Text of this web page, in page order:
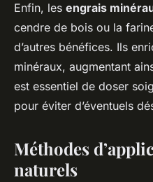
Enfin, les engrais
cendre de bois ou la
d’autres bénéfices. Ils
minéraux, augmentant
est essentiel de doser
pour éviter d’éventuels
Méthodes
naturels